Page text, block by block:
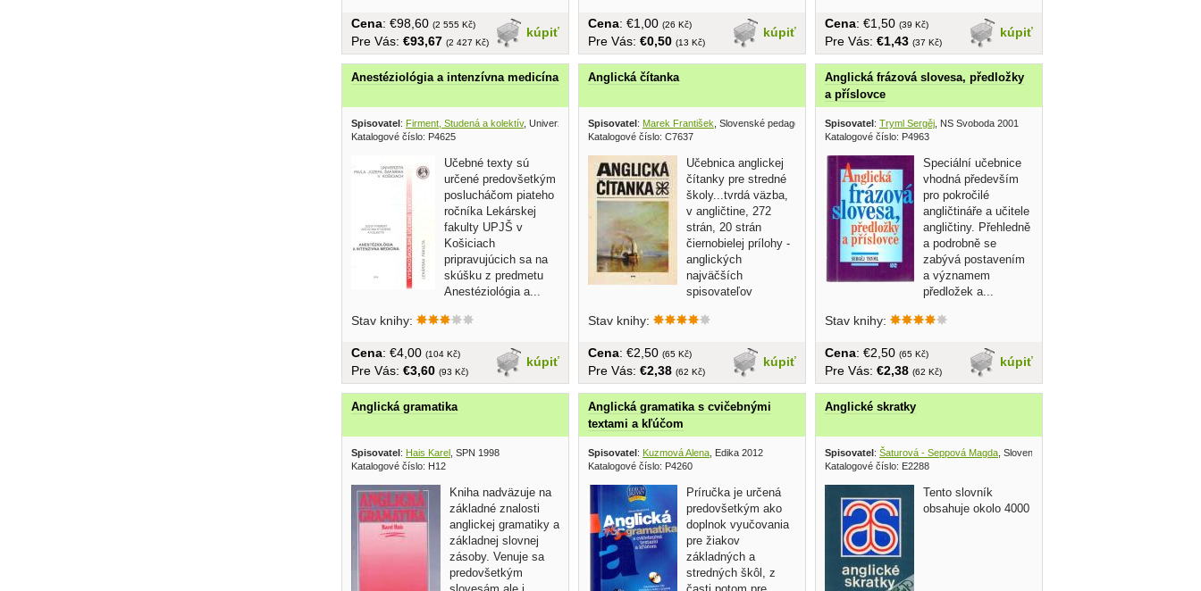
kúpiť
Cena: €98,60 (2 555 Kč)
Pre Vás: €93,67 (2 427 Kč)
kúpiť
Cena: €1,00 (26 Kč)
Pre Vás: €0,50 (13 Kč)
kúpiť
Cena: €1,50 (39 Kč)
Pre Vás: €1,43 (37 Kč)
Anestéziológia a intenzívna medicína
Spisovatel: Firment, Studená a kolektív, Univerzita Pavla Jozefa Šafárika v Košiciach 2004
Katalogové číslo: P4625
Učebné texty sú
určené predovšetkým
poslucháčom piateho
ročníka Lekárskej
fakulty UPJŠ v
Košiciach
pripravujúcich sa na
skúšku z predmetu
Anestéziológia a...
Stav knihy:
kúpiť
Cena: €4,00 (104 Kč)
Pre Vás: €3,60 (93 Kč)
Anglická čítanka
Spisovatel: Marek František , Slovenské pedagogické nakladateľstvo 1976
Katalogové číslo: C7637
Učebnica anglickej
čítanky pre stredné
školy...tvrdá väzba,
v angličtine, 272
strán, 20 strán
čiernobielej prílohy -
anglických
najväčších
spisovateľov
Stav knihy:
kúpiť
Cena: €2,50 (65 Kč)
Pre Vás: €2,38 (62 Kč)
Anglická frázová slovesa, předložky
a příslovce
Spisovatel: Tryml Sergěj , NS Svoboda 2001
Katalogové číslo: P4963
Speciální učebnice
vhodná především
pro pokročilé
angličtináře a učitele
angličtiny. Přehledně
a podrobně se
zabývá postavením
a významem
předložek a...
Stav knihy:
kúpiť
Cena: €2,50 (65 Kč)
Pre Vás: €2,38 (62 Kč)
Anglická gramatika
Spisovatel: Hais Karel , SPN 1998
Katalogové číslo: H12
Kniha nadväzuje na
základné znalosti
anglickej gramatiky a
základnej slovnej
zásoby. Venuje sa
predovšetkým
Anglická gramatika s cvičebnými
textami a kľúčom
Spisovatel: Kuzmová Alena , Edika 2012
Katalogové číslo: P4260
Príručka je určená
predovšetkým ako
doplnok vyučovania
pre žiakov
základných a
stredných škôl, z
Anglické skratky
Spisovatel: Šaturová - Seppová Magda , Slovenské pedagogické nakladateľstvo 1984
Katalogové číslo: E2288
Tento slovník
obsahuje okolo 4000